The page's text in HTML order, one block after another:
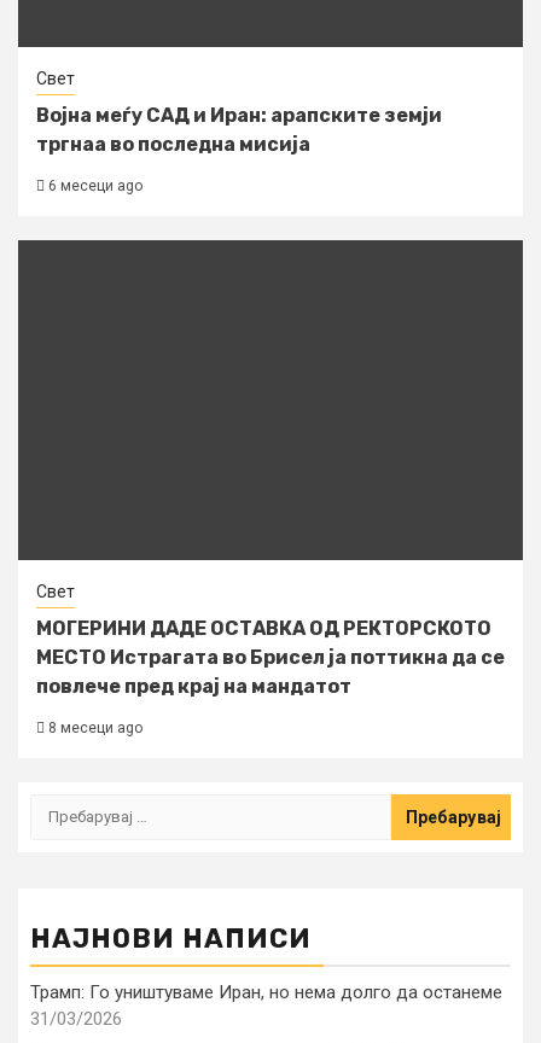
Свет
Војна меѓу САД и Иран: арапските земји
тргнаа во последна мисија
6 месеци ago
Свет
МОГЕРИНИ ДАДЕ ОСТАВКА ОД РЕКТОРСКОТО
МЕСТО Истрагата во Брисел ја поттикна да се
повлече пред крај на мандатот
8 месеци ago
Пребарувај
НАЈНОВИ НАПИСИ
Трамп: Го уништуваме Иран, но нема долго да останеме
31/03/2026